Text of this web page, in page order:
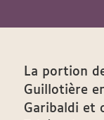
La portion
Guillotière
Garibaldi et